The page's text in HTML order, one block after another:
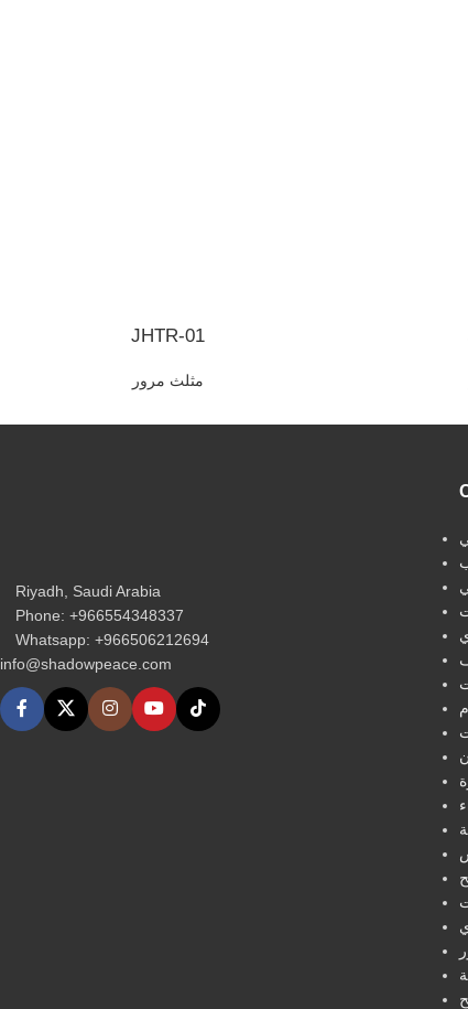
JHTR-01
مثلث مرور
Riyadh, Saudi Arabia
Phone: +966554348337
Whatsapp: +966506212694‬
info@shadowpeace.com